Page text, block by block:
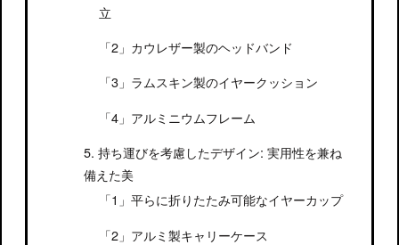
立
カウレザー製のヘッドバンド
ラムスキン製のイヤークッション
アルミニウムフレーム
持ち運びを考慮したデザイン: 実用性を兼ね
備えた美
平らに折りたたみ可能なイヤーカップ
アルミ製キャリーケース